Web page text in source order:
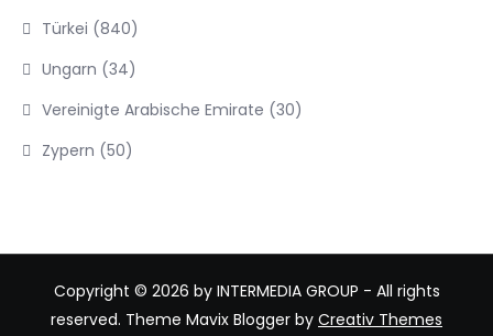
Türkei (840)
Ungarn (34)
Vereinigte Arabische Emirate (30)
Zypern (50)
Copyright © 2026 by INTERMEDIA GROUP - All rights
reserved. Theme Mavix Blogger by Creativ Themes